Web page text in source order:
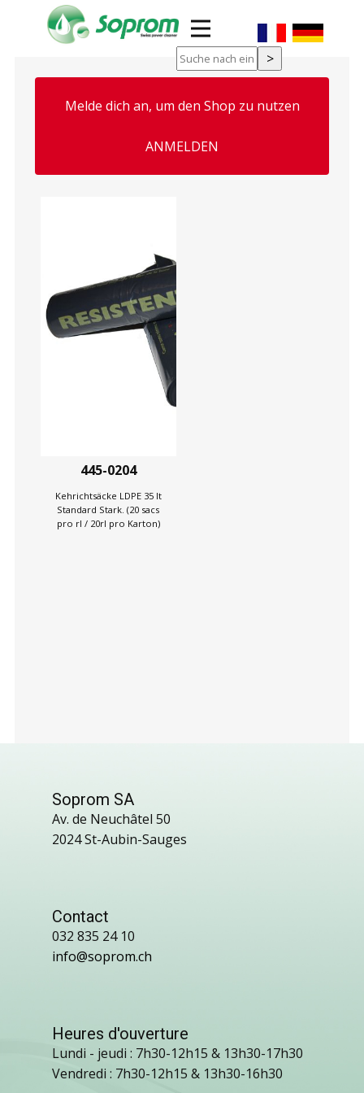
Melde dich an, um den Shop zu nutzen
ANMELDEN
445-0204
Kehrichtsäcke LDPE 35 lt
Standard Stark. (20 sacs
pro rl / 20rl pro Karton)
Soprom SA
Av. de Neuchâtel 50
2024 St-Aubin-Sauges
Contact
032 835 24 10
info@soprom.ch
Heures d'ouverture
Lundi - jeudi : 7h30-12h15 & 13h30-17h30
Vendredi : 7h30-12h15 & 13h30-16h30